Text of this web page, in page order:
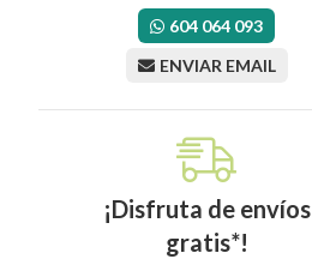
604 064 093
ENVIAR EMAIL
¡Disfruta de envíos
gratis*!